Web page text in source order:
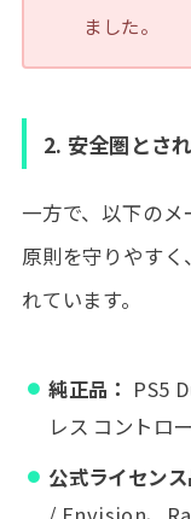
ました。
2. 安全圏とさ
一方で、以下の
原則を守りやす
れています。
純正品： PS5
レス コントロ
公式ライセンス